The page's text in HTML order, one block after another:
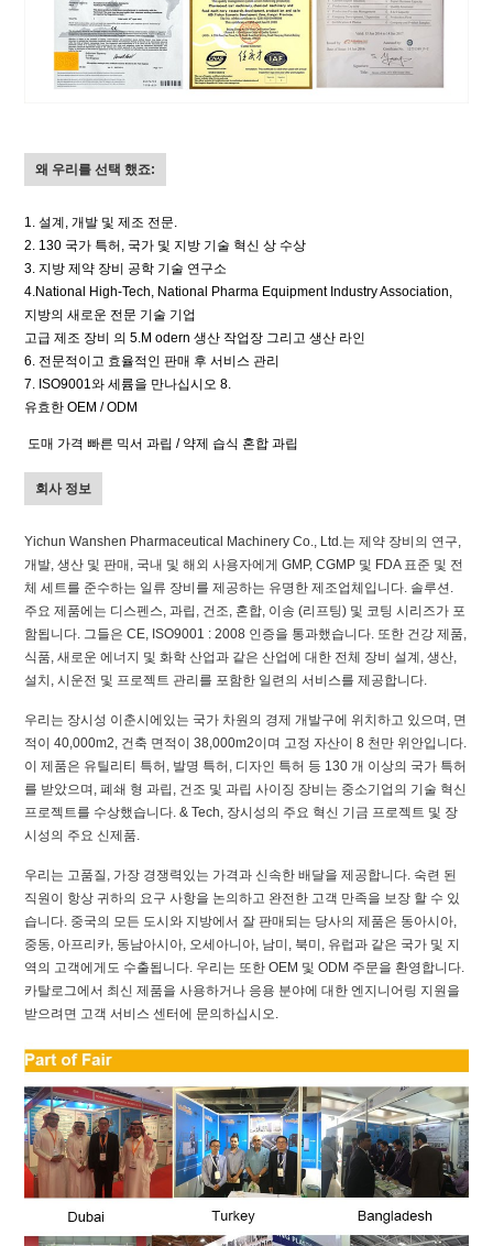
왜 우리를 선택 했죠:
1. 설계, 개발 및 제조 전문.
2. 130 국가 특허, 국가 및 지방 기술 혁신 상 수상
3. 지방 제약 장비 공학 기술 연구소
4.National High-Tech, National Pharma Equipment Industry Association,
지방의 새로운 전문 기술 기업
고급제조 장비 의 5.Modern 생산 작업장 그리고 생산 라인
6. 전문적이고 효율적인 판매 후 서비스 관리
7. ISO9001와 세륨을 만나십시오 8.
유효한 OEM / ODM
도매 가격 빠른 믹서 과립 / 약제 습식 혼합 과립
회사 정보
Yichun Wanshen Pharmaceutical Machinery Co., Ltd.는 제약 장비의 연구,
개발, 생산 및 판매, 국내 및 해외 사용자에게 GMP, CGMP 및 FDA 표준 및 전
체 세트를 준수하는 일류 장비를 제공하는 유명한 제조업체입니다. 솔루션.
주요 제품에는 디스펜스, 과립, 건조, 혼합, 이송 (리프팅) 및 코팅 시리즈가 포
함됩니다. 그들은 CE, ISO9001 : 2008 인증을 통과했습니다. 또한 건강 제품,
식품, 새로운 에너지 및 화학 산업과 같은 산업에 대한 전체 장비 설계, 생산,
설치, 시운전 및 프로젝트 관리를 포함한 일련의 서비스를 제공합니다.
우리는 장시성 이춘시에있는 국가 차원의 경제 개발구에 위치하고 있으며, 면
적이 40,000m2, 건축 면적이 38,000m2이며 고정 자산이 8 천만 위안입니다.
이 제품은 유틸리티 특허, 발명 특허, 디자인 특허 등 130 개 이상의 국가 특허
를 받았으며, 폐쇄 형 과립, 건조 및 과립 사이징 장비는 중소기업의 기술 혁신
프로젝트를 수상했습니다. & Tech, 장시성의 주요 혁신 기금 프로젝트 및 장
시성의 주요 신제품.
우리는 고품질, 가장 경쟁력있는 가격과 신속한 배달을 제공합니다. 숙련 된
직원이 항상 귀하의 요구 사항을 논의하고 완전한 고객 만족을 보장 할 수 있
습니다. 중국의 모든 도시와 지방에서 잘 판매되는 당사의 제품은 동아시아,
중동, 아프리카, 동남아시아, 오세아니아, 남미, 북미, 유럽과 같은 국가 및 지
역의 고객에게도 수출됩니다. 우리는 또한 OEM 및 ODM 주문을 환영합니다.
카탈로그에서 최신 제품을 사용하거나 응용 분야에 대한 엔지니어링 지원을
받으려면 고객 서비스 센터에 문의하십시오.